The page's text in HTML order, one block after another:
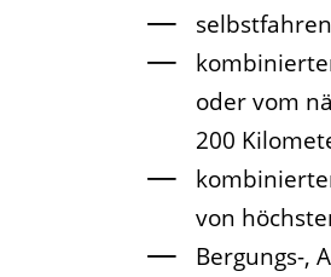
oder vom
200
von
Bergungs-,